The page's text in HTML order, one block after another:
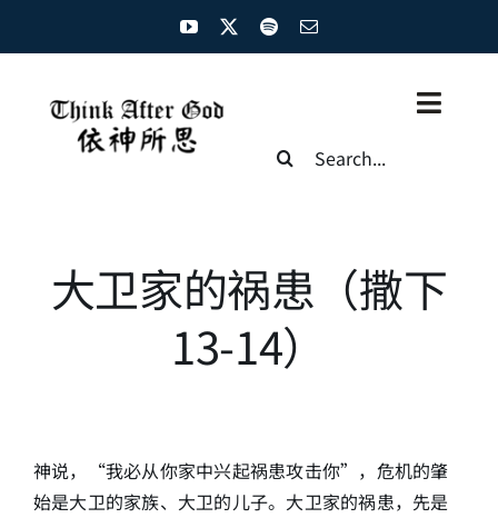
圣经概览
圣经解析
Search
大卫家的祸患（撒下
13-14）
神说，“我必从你家中兴起祸患攻击你”，危机的肇
始是大卫的家族、大卫的儿子。大卫家的祸患，先是